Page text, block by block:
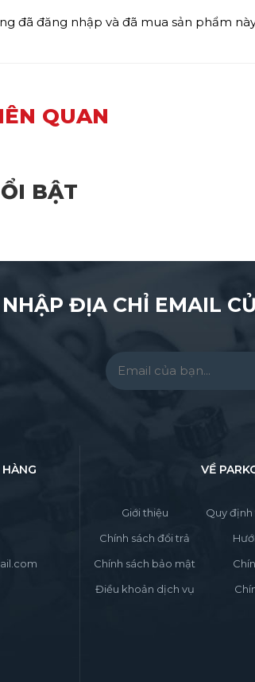
đã đăng nhập và đã mua sản phẩm
QUAN
BẬT
NHẬP ĐỊA CHỈ EMAIL
Please leave this field
VỀ
Giới thiệu
Chính sách đổi trả
Chính sách bảo mật
Điều khoản dịch vụ
Quy